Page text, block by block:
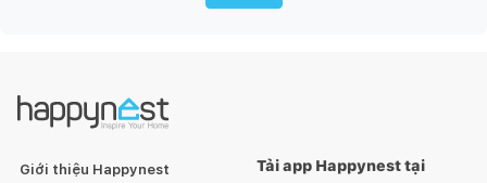
Giới thiệu Happynest
Tải app Happynest tại